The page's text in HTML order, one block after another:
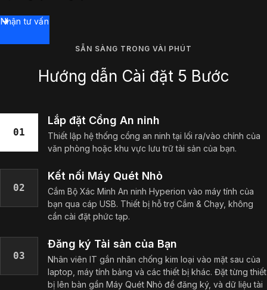
Nhận tư vấn
SẴN SÀNG TRONG VÀI PHÚT
Hướng dẫn Cài đặt 5 Bước
01
Lắp đặt Cổng An ninh
Thiết lập hệ thống cổng an ninh tại lối ra/vào chính của
văn phòng hoặc khu vực lưu trữ tài sản của bạn.
02
Kết nối Máy Quét Nhỏ
Cắm Bộ Xác Minh An ninh Hyperion vào máy tính của
bạn qua cáp USB. Thiết bị hỗ trợ Cắm & Chạy, không
cần cài đặt phức tạp.
03
Đăng ký Tài sản của Bạn
Nhân viên IT gắn nhãn chống kim loại vào mặt sau của
laptop, máy tính bảng và các thiết bị khác. Đặt từng thiết
bị lên bàn gần Máy Quét Nhỏ để đăng ký, và dữ liệu tài